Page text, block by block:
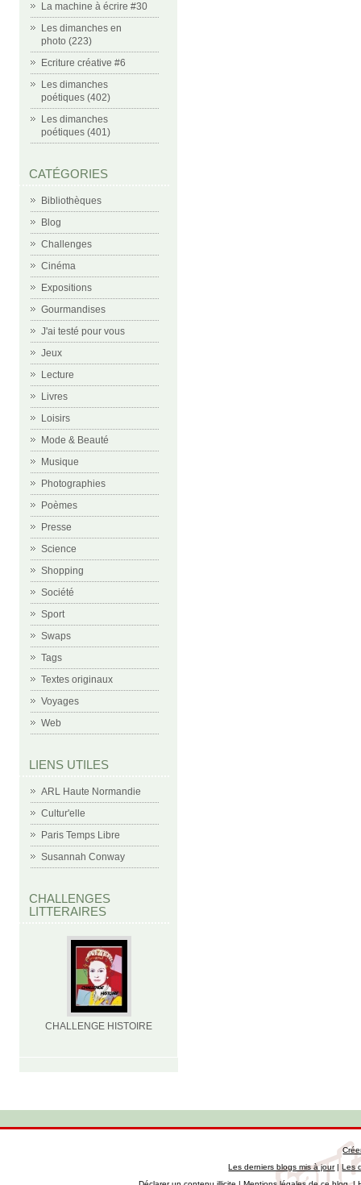
La machine à écrire #30
Les dimanches en
photo (223)
Ecriture créative #6
Les dimanches
poétiques (402)
Les dimanches
poétiques (401)
CATÉGORIES
Bibliothèques
Blog
Challenges
Cinéma
Expositions
Gourmandises
J'ai testé pour vous
Jeux
Lecture
Livres
Loisirs
Mode & Beauté
Musique
Photographies
Poèmes
Presse
Science
Shopping
Société
Sport
Swaps
Tags
Textes originaux
Voyages
Web
LIENS UTILES
ARL Haute Normandie
Cultur'elle
Paris Temps Libre
Susannah Conway
CHALLENGES
LITTERAIRES
CHALLENGE HISTOIRE
Les derniers blogs mis à jour|Les